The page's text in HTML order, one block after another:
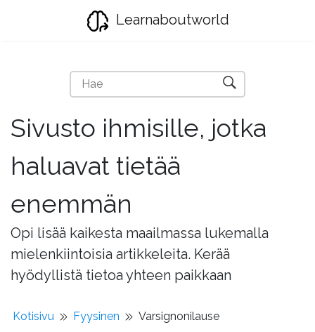
Learnaboutworld
Sivusto ihmisille, jotka
haluavat tietää
enemmän
Opi lisää kaikesta maailmassa lukemalla
mielenkiintoisia artikkeleita. Kerää
hyödyllistä tietoa yhteen paikkaan
Kotisivu Fyysinen Varsignonilause